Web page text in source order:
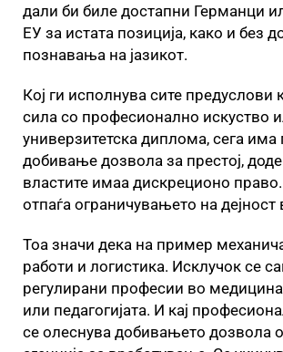
дали би биле достапни Германци
ЕУ за истата позиција, како и без
познавања на јазикот.
Кој ги исполнува сите предуслови
сила со професионално искуство
универзитетска диплома, сега има
добивање дозвола за престој,
властите имаа дискреционо
отпаѓа ограничувањето на дејност
Тоа значи дека на пример
работи и логистика. Исклучок се
регулирани професии во
или педагогијата. И кај
се олеснува добивањето дозвола